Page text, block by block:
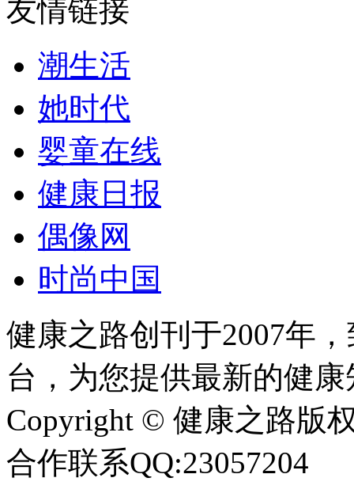
友情链接
潮生活
她时代
婴童在线
健康日报
偶像网
时尚中国
健康之路创刊于2007年
台，为您提供最新的健康
Copyright © 健康之路版
合作联系QQ:23057204